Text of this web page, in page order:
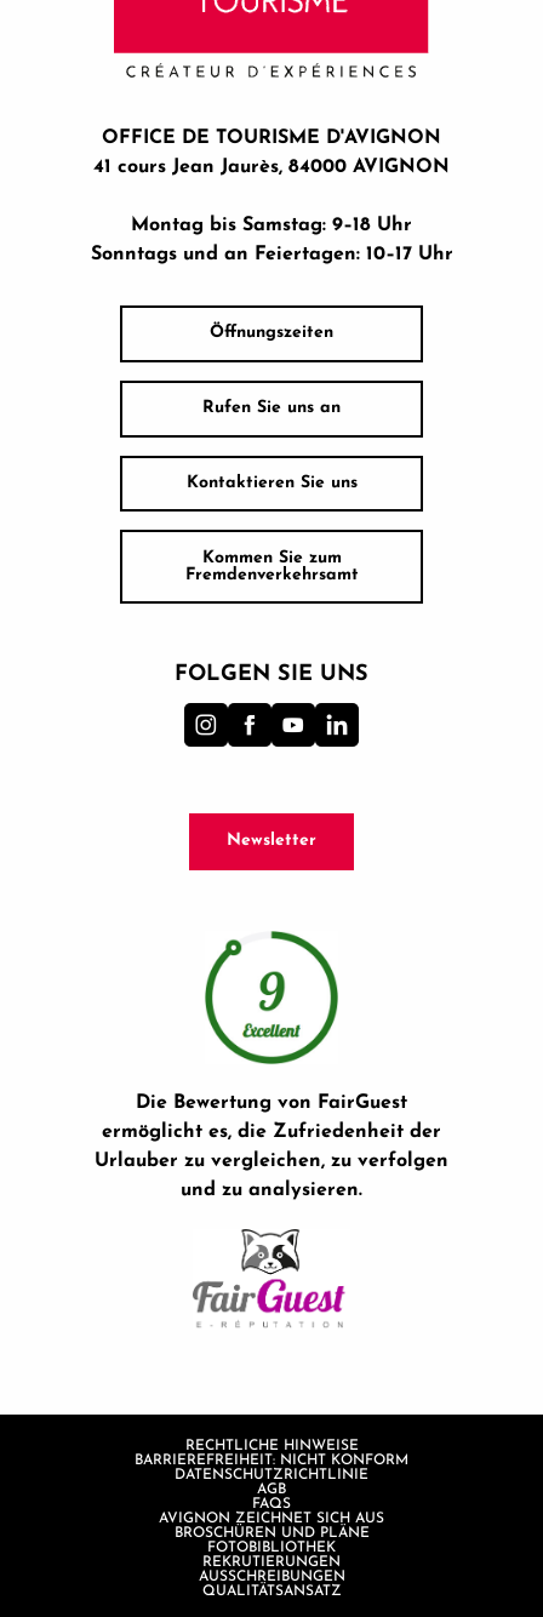
OFFICE DE TOURISME D'AVIGNON
41 cours Jean Jaurès, 84000 AVIGNON
Montag bis Samstag: 9–18 Uhr
Sonntags und an Feiertagen: 10–17 Uhr
Öffnungszeiten
Rufen Sie uns an
Kontaktieren Sie uns
Kommen Sie zum
Fremdenverkehrsamt
FOLGEN SIE UNS
Newsletter
Die Bewertung von FairGuest
ermöglicht es, die Zufriedenheit der
Urlauber zu vergleichen, zu verfolgen
und zu analysieren.
RECHTLICHE HINWEISE
BARRIEREFREIHEIT: NICHT KONFORM
DATENSCHUTZRICHTLINIE
AGB
FAQS
AVIGNON ZEICHNET SICH AUS
BROSCHÜREN UND PLÄNE
FOTOBIBLIOTHEK
REKRUTIERUNGEN
AUSSCHREIBUNGEN
QUALITÄTSANSATZ